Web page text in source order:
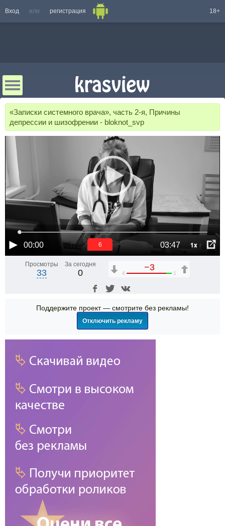
Вход или регистрация 18+
«Записки системного врача», часть 2-я, Причины
депрессии и шизофрении - bloknot_svp
00:00 03:47 1x
6
Просмотры
33
За сегодня
0
−3
4 1
Поддержите проект — смотрите без рекламы!
Отключить рекламу